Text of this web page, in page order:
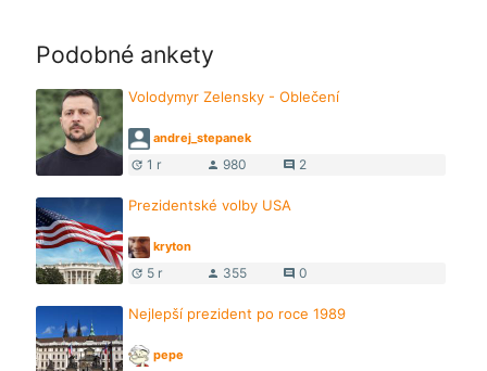
Podobné ankety
Volodymyr Zelensky - Oblečení
andrej_stepanek
update 1 r person 980 comment 2
Prezidentské volby USA
kryton
update 5 r person 355 comment 0
Nejlepší prezident po roce 1989
pepe